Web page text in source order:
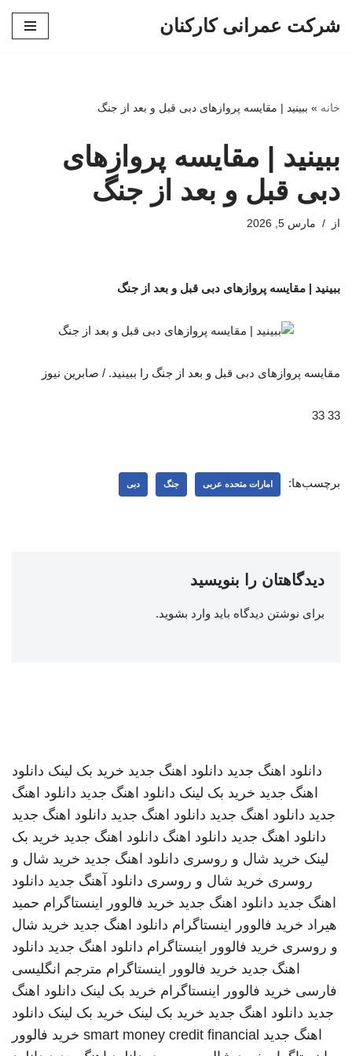
شرکت عمرانی کارکنان
خانه » ببینید | مقایسه پروازهای دبی قبل و بعد از جنگ
ببینید | مقایسه پروازهای
دبی قبل و بعد از جنگ
از مارس 5, 2026
ببینید | مقایسه پروازهای دبی قبل و بعد از جنگ
مقایسه پروازهای دبی قبل و بعد از جنگ را ببینید. / صابرین نیوز
33 33
برچسب‌ها: امارات متحده عربی جنگ دبی
دیدگاهتان را بنویسید
برای نوشتن دیدگاه باید وارد بشوید.
دانلود اهنگ جدید دانلود اهنگ جدید خرید بک لینک دانلود
اهنگ جدید خرید بک لینک دانلود اهنگ جدید دانلود اهنگ
جدید دانلود اهنگ جدید دانلود اهنگ جدید دانلود اهنگ جدید
دانلود اهنگ جدید دانلود اهنگ دانلود اهنگ جدید خرید بک
لینک خرید شال و روسری دانلود اهنگ جدید خرید شال و
روسری خرید شال و روسری دانلود آهنگ جدید دانلود
اهنگ جدید دانلود اهنگ جدید خرید فالوور اینستاگرام حمید
هیراد خرید فالوور اینستاگرام دانلود اهنگ جدید خرید شال
و روسری خرید فالوور اینستاگرام دانلود اهنگ جدید دانلود
اهنگ جدید خرید فالوور اینستاگرام مترجم انگلیسی
فارسی خرید فالوور اینستاگرام خرید بک لینک دانلود اهنگ
جدید دانلود اهنگ جدید خرید بک لینک خرید بک لینک دانلود
اهنگ جدید smart money credit financial خرید فالوور